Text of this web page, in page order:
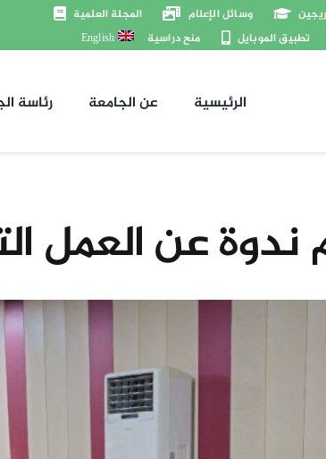
وسائل الإعلام
المجلة العلمية
تطبيق الموبايل منح دراسية English
الرئيسية عن الجامعة رئاسة
عن العمل